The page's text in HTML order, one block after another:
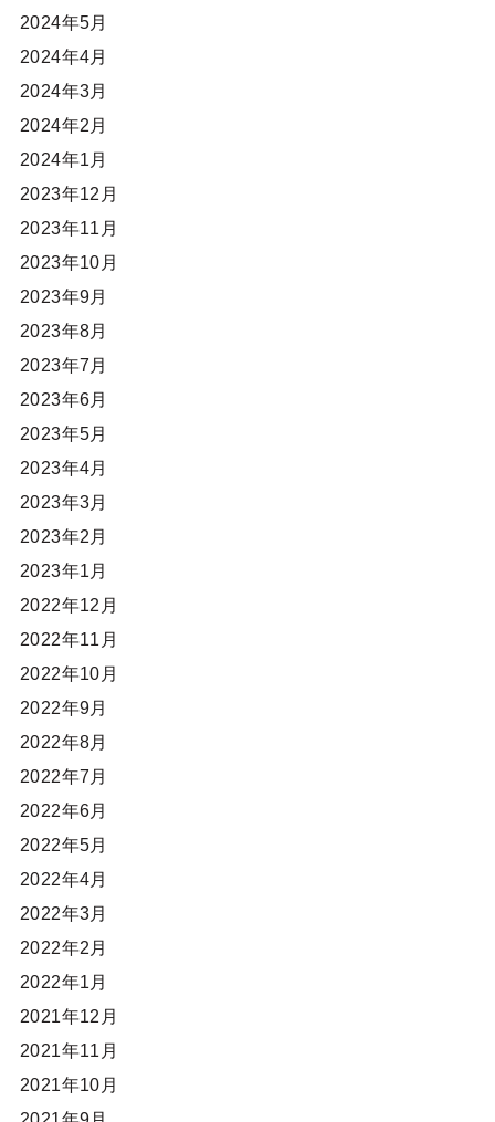
2024年5月
2024年4月
2024年3月
2024年2月
2024年1月
2023年12月
2023年11月
2023年10月
2023年9月
2023年8月
2023年7月
2023年6月
2023年5月
2023年4月
2023年3月
2023年2月
2023年1月
2022年12月
2022年11月
2022年10月
2022年9月
2022年8月
2022年7月
2022年6月
2022年5月
2022年4月
2022年3月
2022年2月
2022年1月
2021年12月
2021年11月
2021年10月